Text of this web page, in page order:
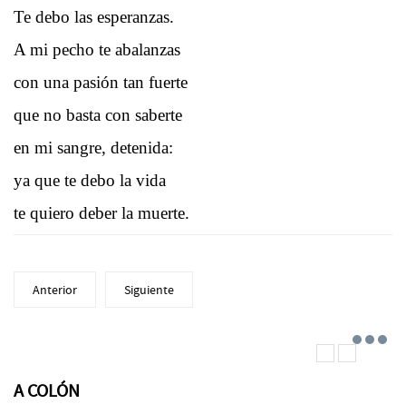
Te debo las esperanzas.
A mi pecho te abalanzas
con una pasión tan fuerte
que no basta con saberte
en mi sangre, detenida:
ya que te debo la vida
te quiero deber la muerte.
Anterior Siguiente
A COLÓN